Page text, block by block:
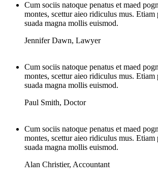
Cum sociis natoque penatus et maed
montes, scettur aieo ridiculus mus.
suada magna mollis euismod.
Jennifer Dawn, Lawyer
Cum sociis natoque penatus et maed
montes, scettur aieo ridiculus mus.
suada magna mollis euismod.
Paul Smith, Doctor
Cum sociis natoque penatus et maed
montes, scettur aieo ridiculus mus.
suada magna mollis euismod.
Alan Christier, Accountant